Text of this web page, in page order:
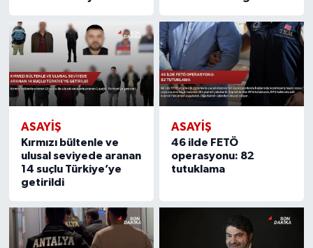
ASAYIŞ
Kırmızı bültenle ve
ulusal seviyede aranan
14 suçlu Türkiye’ye
getirildi
ASAYIŞ
46 ilde FETÖ
operasyonu: 82
tutuklama